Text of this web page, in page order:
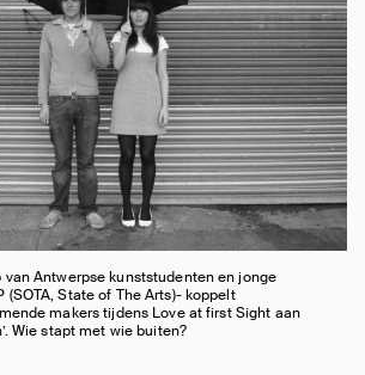
van Antwerpse kunststudenten en jonge
(SOTA, State of The Arts)- koppelt
makers tijdens Love at first Sight aan
Wie stapt met wie buiten?